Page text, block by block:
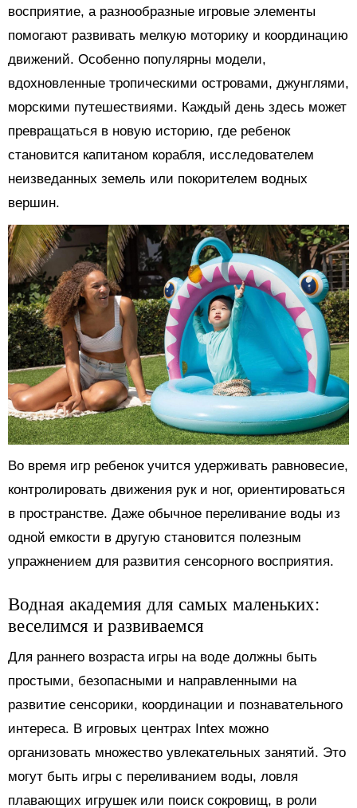
восприятие, а разнообразные игровые элементы
помогают развивать мелкую моторику и координацию
движений. Особенно популярны модели,
вдохновленные тропическими островами, джунглями,
морскими путешествиями. Каждый день здесь может
превращаться в новую историю, где ребенок
становится капитаном корабля, исследователем
неизведанных земель или покорителем водных
вершин.
Во время игр ребенок учится удерживать равновесие,
контролировать движения рук и ног, ориентироваться
в пространстве. Даже обычное переливание воды из
одной емкости в другую становится полезным
упражнением для развития сенсорного восприятия.
Водная академия для самых маленьких:
веселимся и развиваемся
Для раннего возраста игры на воде должны быть
простыми, безопасными и направленными на
развитие сенсорики, координации и познавательного
интереса. В игровых центрах Intex можно
организовать множество увлекательных занятий. Это
могут быть игры с переливанием воды, ловля
плавающих игрушек или поиск сокровищ, в роли